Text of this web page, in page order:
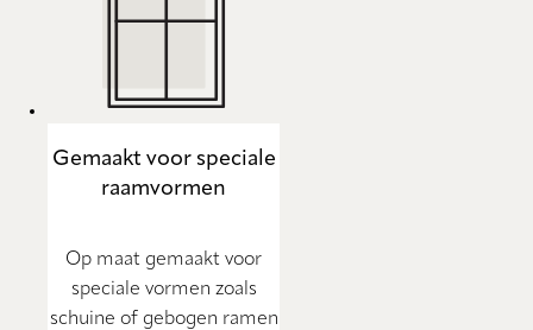
Gemaakt voor speciale
raamvormen
Op maat gemaakt voor
speciale vormen zoals
schuine of gebogen ramen